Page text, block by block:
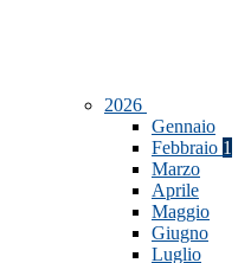
2026
Gennaio
Febbraio 1
Marzo
Aprile
Maggio
Giugno
Luglio